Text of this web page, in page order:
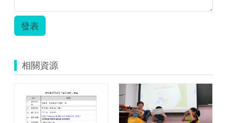
_
圖
21.jpg
發表
相關資源